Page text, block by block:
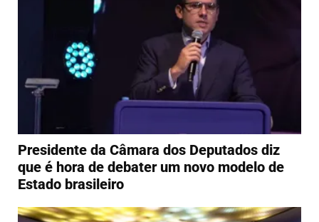
Presidente da Câmara dos Deputados diz
que é hora de debater um novo modelo de
Estado brasileiro